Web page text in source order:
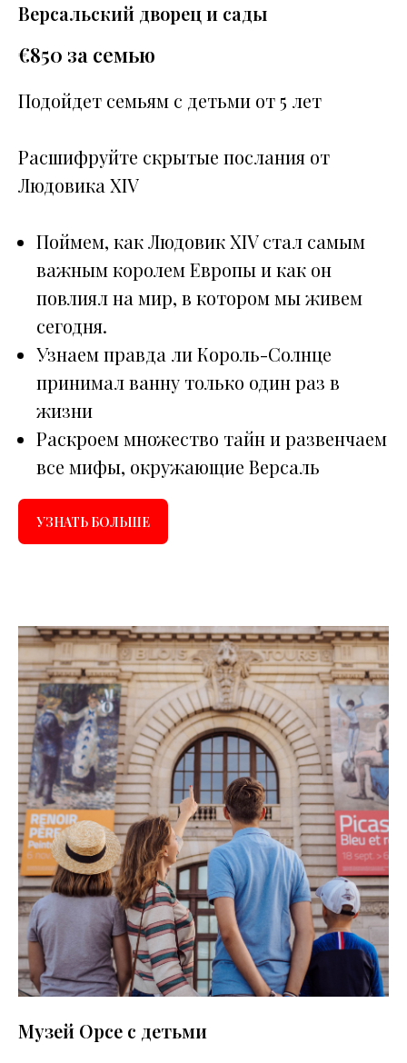
Версальский дворец и сады
€850 за семью
Подойдет семьям с детьми от 5 лет
Расшифруйте скрытые послания от
Людовика XIV
Поймем, как Людовик XIV стал самым
важным королем Европы и как он
повлиял на мир, в котором мы живем
сегодня.
Узнаем правда ли Король-Солнце
принимал ванну только один раз в
жизни
Раскроем множество тайн и развенчаем
все мифы, окружающие Версаль
УЗНАТЬ БОЛЬШЕ
Музей Орсе с детьми